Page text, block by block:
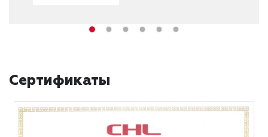
Сертификаты